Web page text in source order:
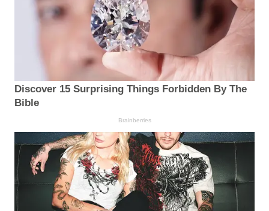
Discover 15 Surprising Things Forbidden By The
Bible
Brainberries